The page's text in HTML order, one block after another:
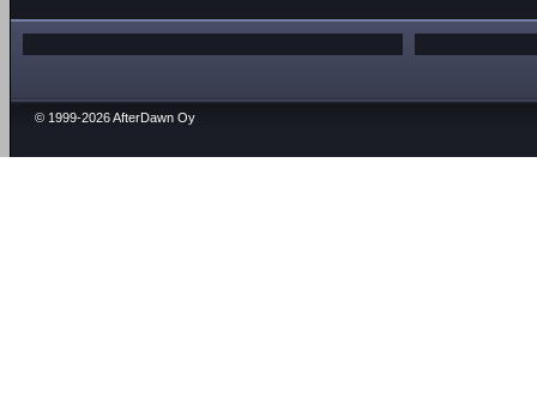
© 1999-2026 AfterDawn Oy